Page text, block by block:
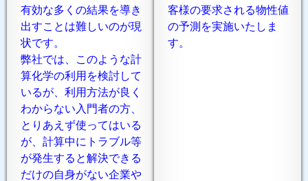
有効な多くの結果を導き
出すことは難しいのが現
状です。
弊社では、このような計
算化学の利用を検討して
いるが、利用方法が良く
わからない入門者の方、
とりあえず使ってはいる
が、計算中にトラブル等
が発生すると解決できる
だけの自身がない企業や
客様の要求される物性値
の予測を実施いたしま
す。